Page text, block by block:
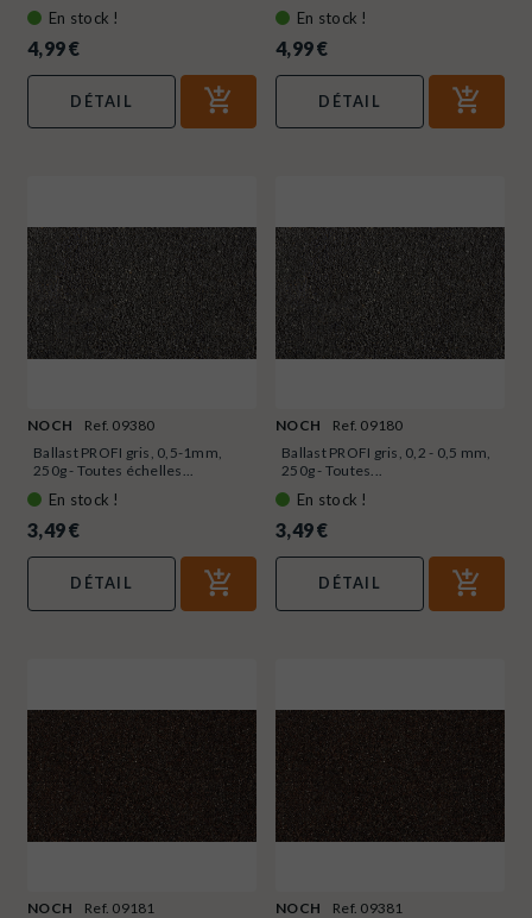
En stock !
4,99 €
DÉTAIL
En stock !
4,99 €
DÉTAIL
NOCH
Ref. 09380
Ballast PROFI gris, 0,5-1mm,
250g - Toutes échelles...
En stock !
3,49 €
DÉTAIL
NOCH
Ref. 09180
Ballast PROFI gris, 0,2 - 0,5 mm,
250g - Toutes...
En stock !
3,49 €
DÉTAIL
NOCH
Ref. 09181
NOCH
Ref. 09381